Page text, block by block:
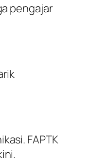
pengajar
FAPTK